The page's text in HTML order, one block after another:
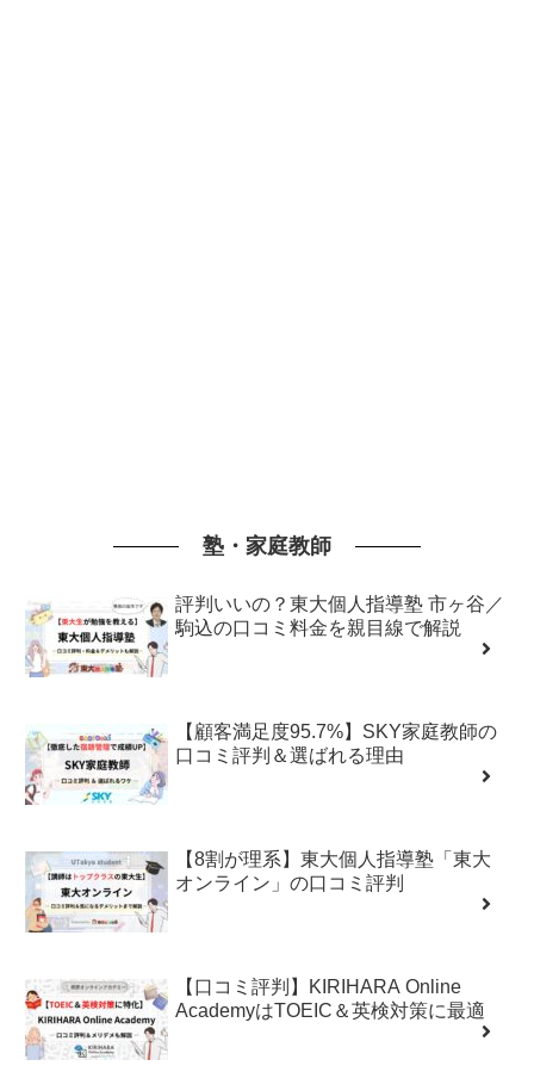
塾・家庭教師
評判いいの？東大個人指導塾 市ヶ谷／
駒込の口コミ料金を親目線で解説
【顧客満足度95.7%】SKY家庭教師の
口コミ評判＆選ばれる理由
【8割が理系】東大個人指導塾「東大
オンライン」の口コミ評判
【口コミ評判】KIRIHARA Online
AcademyはTOEIC＆英検対策に最適